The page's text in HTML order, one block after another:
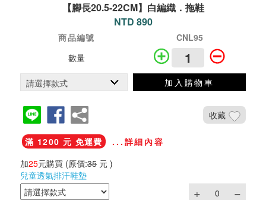
【腳長20.5-22CM】白編織．拖鞋
NTD 890
商品編號
CNL95
數量
加入購物車
收藏
滿 1200 元 免運費
...詳細內容
加25元購買 (原價:35 元 )
兒童透氣排汗鞋墊